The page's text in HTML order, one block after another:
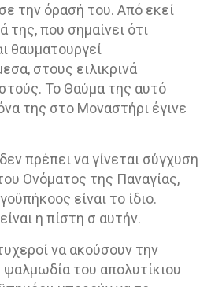
την όρασή του. Από εκεί
της, που σημαίνει ότι
θαυματουργεί
στους ειλικρινά
Το Θαύμα της αυτό
της στο Μοναστήρι έγινε
πρέπει να γίνεται σύγχυση
Ονόματος της Παναγίας,
είναι το ίδιο.
η πίστη σ αυτήν.
να ακούσουν την
ψαλμωδία του απολυτίκιου